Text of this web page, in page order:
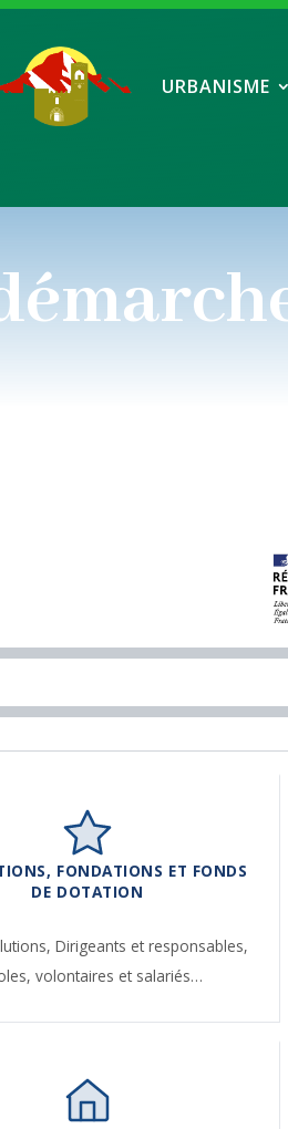
URBANISME
FONDATIONS ET FONDS
DE DOTATION
Dirigeants et responsables,
volontaires et salariés…